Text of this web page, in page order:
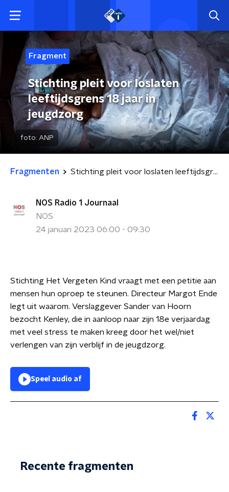
Fragment
Stichting pleit voor loslaten
leeftijdsgrens 18 jaar in
jeugdzorg
foto: ANP
Fragmenten Stichting pleit voor loslaten leeftijdsgrens 18 jaar in jeugdzorg
NOS Radio 1 Journaal
NOS
24 januari 2023 06:00 - 09:30
Stichting Het Vergeten Kind vraagt met een petitie aan
mensen hun oproep te steunen. Directeur Margot Ende
legt uit waarom. Verslaggever Sander van Hoorn
bezocht Kenley, die in aanloop naar zijn 18e verjaardag
met veel stress te maken kreeg door het wel/niet
verlengen van zijn verblijf in de jeugdzorg.
Speel audio af
Recente fragmenten